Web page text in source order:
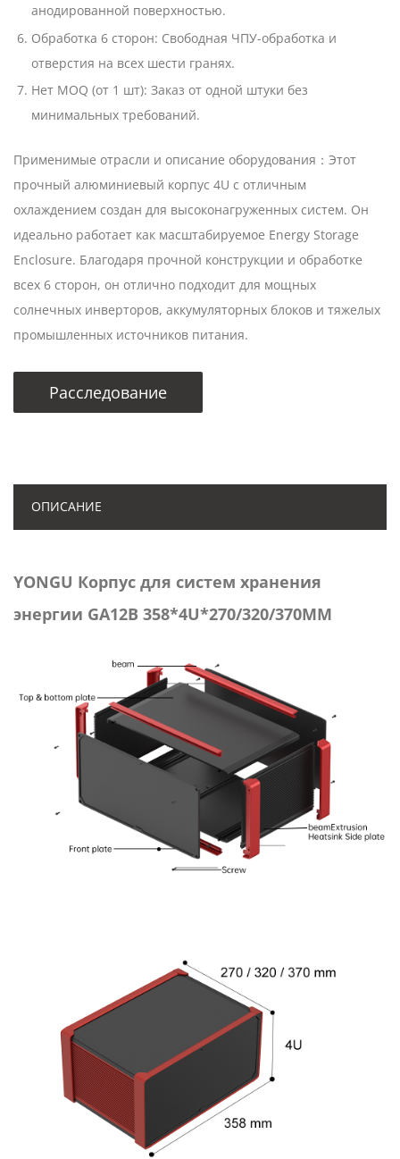
анодированной поверхностью.
Обработка 6 сторон: Свободная ЧПУ-обработка и
отверстия на всех шести гранях.
Нет MOQ (от 1 шт): Заказ от одной штуки без
минимальных требований.
Применимые отрасли и описание оборудования：Этот
прочный алюминиевый корпус 4U с отличным
охлаждением создан для высоконагруженных систем. Он
идеально работает как масштабируемое Energy Storage
Enclosure. Благодаря прочной конструкции и обработке
всех 6 сторон, он отлично подходит для мощных
солнечных инверторов, аккумуляторных блоков и тяжелых
промышленных источников питания.
Расследование
ОПИСАНИЕ
YONGU Корпус для систем хранения
энергии GA12B 358*4U*270/320/370MM